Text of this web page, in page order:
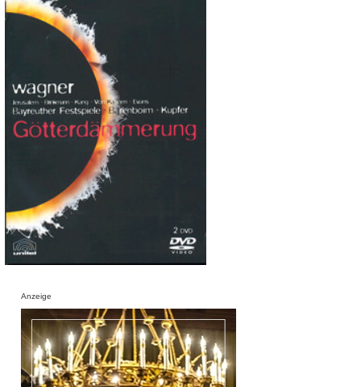
Anzeige